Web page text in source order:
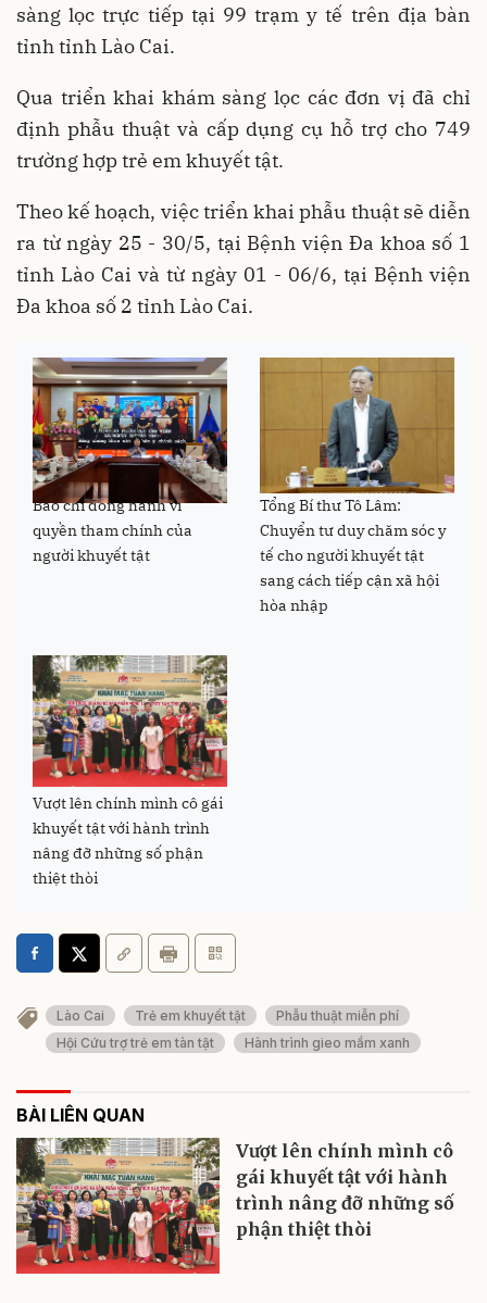
sàng lọc trực tiếp tại 99 trạm y tế trên địa bàn
tỉnh tỉnh Lào Cai.
Qua triển khai khám sàng lọc các đơn vị đã chỉ
định phẫu thuật và cấp dụng cụ hỗ trợ cho 749
trường hợp trẻ em khuyết tật.
Theo kế hoạch, việc triển khai phẫu thuật sẽ diễn
ra từ ngày 25 - 30/5, tại Bệnh viện Đa khoa số 1
tỉnh Lào Cai và từ ngày 01 - 06/6, tại Bệnh viện
Đa khoa số 2 tỉnh Lào Cai.
Báo chí đồng hành vì
quyền tham chính của
người khuyết tật
Tổng Bí thư Tô Lâm:
Chuyển tư duy chăm sóc y
tế cho người khuyết tật
sang cách tiếp cận xã hội
hòa nhập
Vượt lên chính mình cô gái
khuyết tật với hành trình
nâng đỡ những số phận
thiệt thòi
Lào Cai Trẻ em khuyết tật
Phẫu thuật miễn phí
Hội Cứu trợ trẻ em tàn tật
Hành trình gieo mầm xanh
BÀI LIÊN QUAN
Vượt lên chính mình cô
gái khuyết tật với hành
trình nâng đỡ những số
phận thiệt thòi